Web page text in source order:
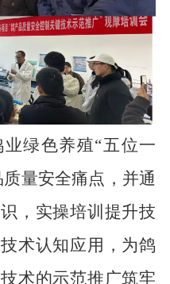
绿色养殖“五位一
量安全痛点，并通
，实操培训提升技
术认知应用，为鸽
术的示范推广筑牢